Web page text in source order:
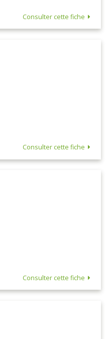
Consulter cette fiche
Consulter cette fiche
Consulter cette fiche